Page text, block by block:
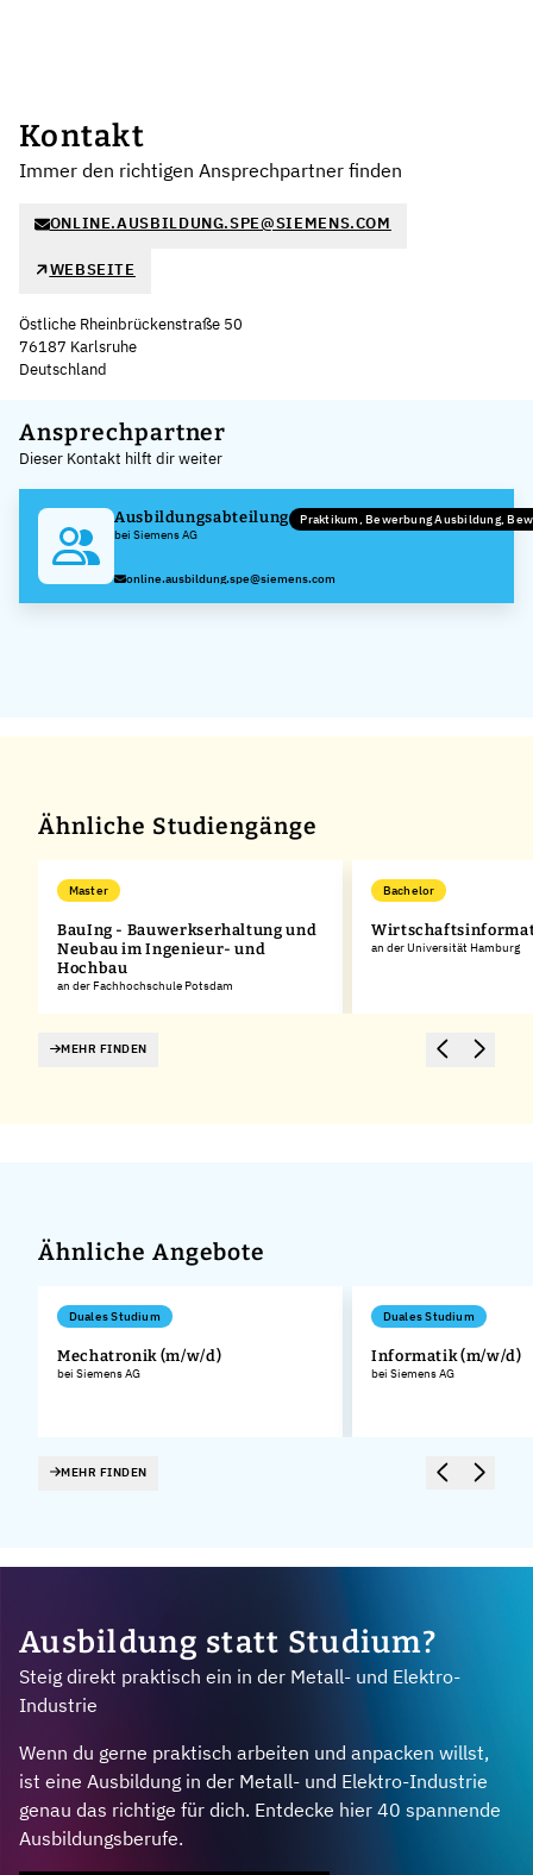
Kontakt
Immer den richtigen Ansprechpartner finden
ONLINE.AUSBILDUNG.SPE@SIEMENS.COM
WEBSEITE
Östliche Rheinbrückenstraße 50
76187 Karlsruhe
Deutschland
+
−
Ansprechpartner
Dieser Kontakt hilft dir weiter
Ausbildungsabteilung
bei Siemens AG
Praktikum, Bewerbung Ausbildung,
online.ausbildung.spe@siemens.com
Ähnliche Studiengänge
Master
BauIng - Bauwerkserhaltung und
Neubau im Ingenieur- und
Hochbau
an der Fachhochschule Potsdam
Bachelor
an der Universität Hamburg
MEHR FINDEN
Ähnliche Angebote
Duales Studium
Mechatronik (m/w/d)
bei Siemens AG
Duales Studium
Informatik (m/w/d)
bei Siemens AG
MEHR FINDEN
Ausbildung statt Studium?
Steig direkt praktisch ein in der Metall- und Elektro-
Industrie
Wenn du gerne praktisch arbeiten und anpacken willst,
ist eine Ausbildung in der Metall- und Elektro-Industrie
genau das richtige für dich. Entdecke hier 40 spannende
Ausbildungsberufe.